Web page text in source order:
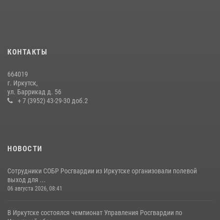
приняли участие в благотворительной акции
В Иркутской области состоится прямая линия по вопросам
поступления на службу в Росгвардию
КОНТАКТЫ
664019
г. Иркутск,
ул. Баррикад д. 56
+ 7 (3952) 43-29-30 доб.2
НОВОСТИ
Сотрудники СОБР Росгвардии из Иркутске организовали полевой
выход для ...
06 августа 2026, 08:41
В Иркутске состоялся чемпионат Управления Росгвардии по